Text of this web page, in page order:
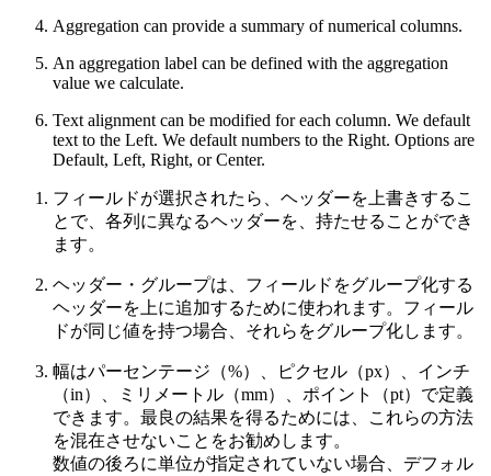
Aggregation can provide a summary of numerical columns.
An aggregation label can be defined with the aggregation
value we calculate.
Text alignment can be modified for each column. We default
text to the Left. We default numbers to the Right. Options are
Default, Left, Right, or Center.
フィールドが選択されたら、ヘッダーを上書きするこ
とで、各列に異なるヘッダーを、持たせることができ
ます。
ヘッダー・グループは、フィールドをグループ化する
ヘッダーを上に追加するために使われます。フィール
ドが同じ値を持つ場合、それらをグループ化します。
幅はパーセンテージ（%）、ピクセル（px）、インチ
（in）、ミリメートル（mm）、ポイント（pt）で定義
できます。最良の結果を得るためには、これらの方法
を混在させないことをお勧めします。
数値の後ろに単位が指定されていない場合、デフォル